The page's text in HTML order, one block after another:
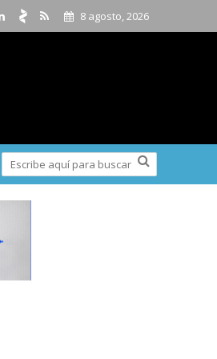
8 agosto, 2026